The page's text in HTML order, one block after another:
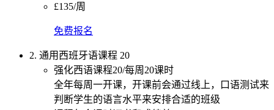
£135/周
免费报名
2. 通用西班牙语课程 20
强化西语课程20/每周20课时
全年每周一开课，开课前会通过线上，口语测试来
判断学生的语言水平来安排合适的班级